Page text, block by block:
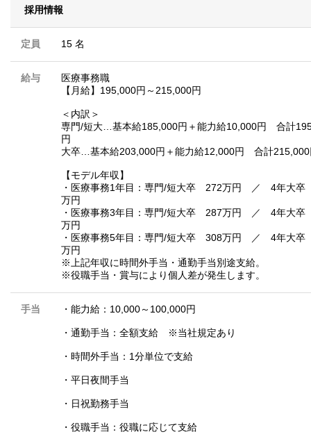
採用情報
定員 15 名
給与
医療事務職
【月給】195,000円～215,000円
＜内訳＞
専門/短大…基本給185,000円＋能力給10,000円 合計
円
大卒…基本給203,000円＋能力給12,000円 合計215,000
【モデル年収】
・医療事務1年目：専門/短大卒 272万円 ／ 4年大
万円
・医療事務3年目：専門/短大卒 287万円 ／ 4年大
万円
・医療事務5年目：専門/短大卒 308万円 ／ 4年大
万円
※上記年収に時間外手当・通勤手当別途支給。
※役職手当・賞与により個人差が発生します。
手当 ・能力給：10,000～100,000円
・通勤手当：全額支給 ※当社規定あり
・時間外手当：1分単位で支給
・平日夜間手当
・日祝勤務手当
・役職手当：役職に応じて支給